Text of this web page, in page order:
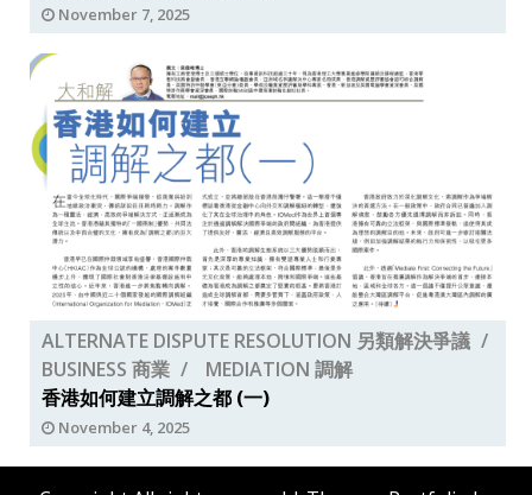
November 7, 2025
ALTERNATE DISPUTE RESOLUTION 另類解決爭議
BUSINESS 商業
MEDIATION 調解
香港如何建立調解之都 (一)
November 4, 2025